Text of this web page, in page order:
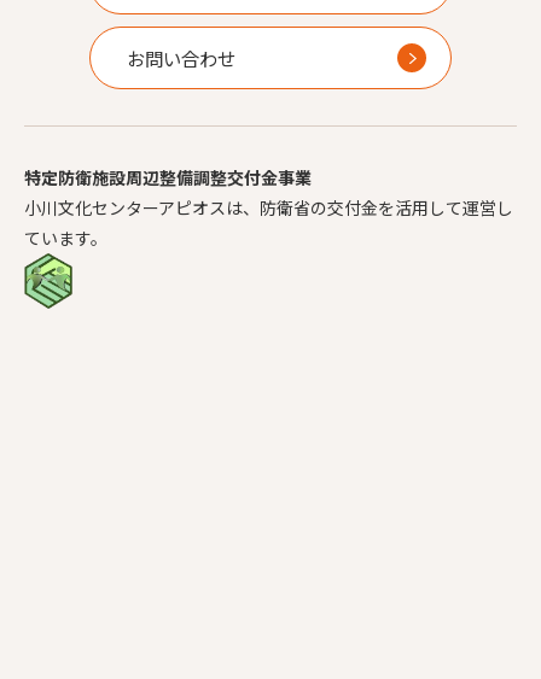
お問い合わせ
特定防衛施設周辺整備調整交付金事業
小川文化センターアピオスは、防衛省の交付金を活用して運営し
ています。